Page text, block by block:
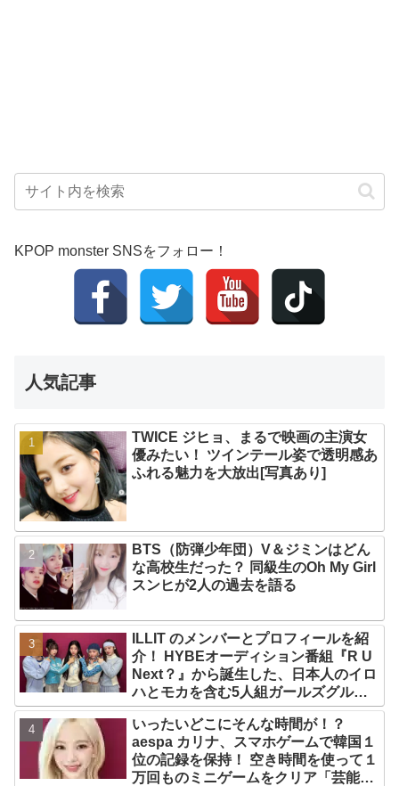
KPOP monster SNSをフォロー！
人気記事
TWICE ジヒョ、まるで映画の主演女
優みたい！ ツインテール姿で透明感あ
ふれる魅力を大放出[写真あり]
BTS（防弾少年団）V＆ジミンはどん
な高校生だった？ 同級生のOh My Girl
スンヒが2人の過去を語る
ILLIT のメンバーとプロフィールを紹
介！ HYBEオーディション番組『R U
Next？』から誕生した、日本人のイロ
ハとモカを含む5人組ガールズグルー
プ！ デビュー曲「Magnetic」がいき
なりの大ヒット
いったいどこにそんな時間が！？
aespa カリナ、スマホゲームで韓国１
位の記録を保持！ 空き時間を使って１
万回ものミニゲームをクリア「芸能人